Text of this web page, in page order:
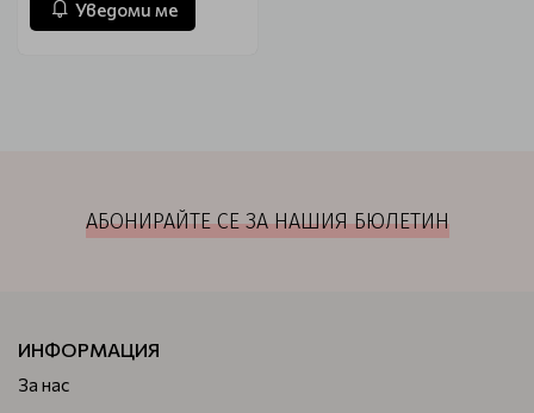
Уведоми ме
АБОНИРАЙТЕ СЕ ЗА НАШИЯ БЮЛЕТИН
ИНФОРМАЦИЯ
За нас